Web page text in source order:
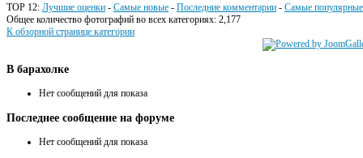
TOP 12: Лучшие оценки - Самые новые - Последние комментарии - Самые популярные
Общее количество фотографий во всех категориях: 2,177
К обзорной странице категории
В барахолке
Нет сообщений для показа
Последнее сообщение на форуме
Нет сообщений для показа